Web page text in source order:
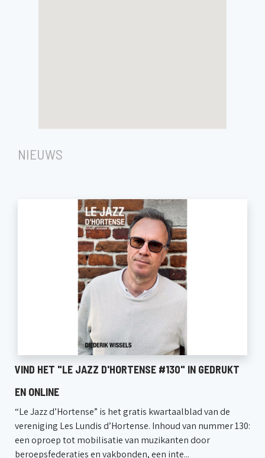
NIEUWS
VIND HET "LE JAZZ D'HORTENSE #130" IN GEDRUKT
EN ONLINE
“Le Jazz d’Hortense” is het gratis kwartaalblad van de
vereniging Les Lundis d’Hortense. Inhoud van nummer 130:
een oproep tot mobilisatie van muzikanten door
beroepsfederaties en vakbonden, een inte...